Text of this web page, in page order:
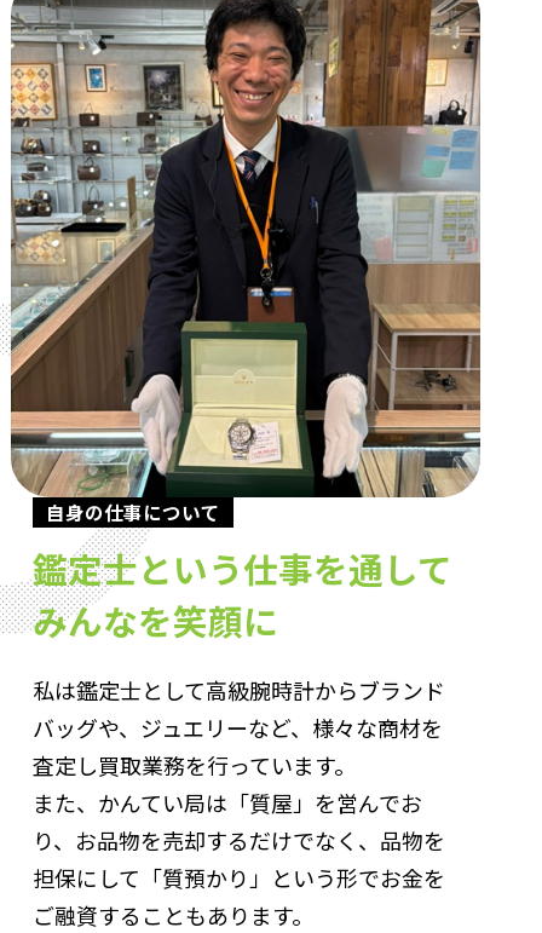
自身の仕事について
鑑定士という仕事を通して
みんなを笑顔に
私は鑑定士として高級腕時計からブランド
バッグや、ジュエリーなど、様々な商材を
査定し買取業務を行っています。
また、かんてい局は「質屋」を営んでお
り、お品物を売却するだけでなく、品物を
担保にして「質預かり」という形でお金を
ご融資することもあります。